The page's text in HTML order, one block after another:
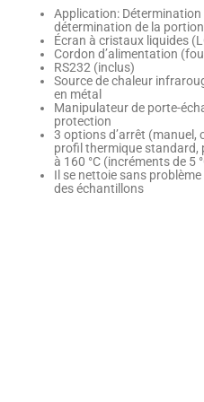
Application: Détermination
détermination de la portion
Écran à cristaux liquides
Cordon d’alimentation
RS232 (inclus)
Source de chaleur
en métal
Manipulateur de porte-
protection
3 options d’arrêt (manuel,
profil thermique standard,
à 160 °C (incréments de 5
Il se nettoie sans
des échantillons